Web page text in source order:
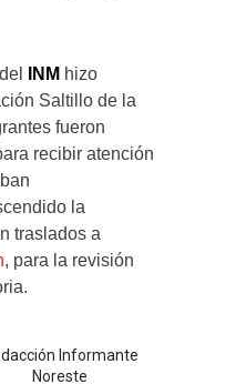
INM hizo
Saltillo de la
fueron
recibir atención
la
traslados a
, para la revisión
Informante
Noreste